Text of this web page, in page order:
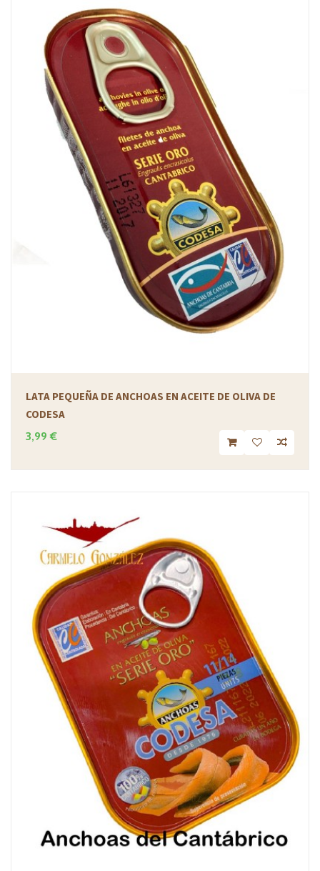
LATA PEQUEÑA DE ANCHOAS EN ACEITE DE OLIVA DE
CODESA
3,99 €